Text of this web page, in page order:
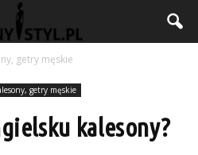
getry męskie
getry męskie
kalesony?